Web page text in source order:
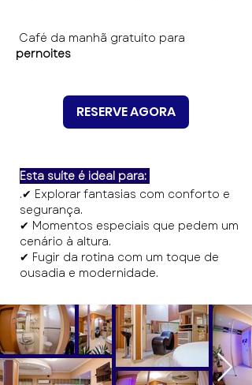
Café da manhã gratuíto para
pernoites
RESERVE AGORA
Esta suíte é ideal para:
.✔ Explorar fantasias com conforto e
segurança.
✔ Momentos especiais que pedem um
cenário à altura.
✔ Fugir da rotina com um toque de
ousadia e modernidade.